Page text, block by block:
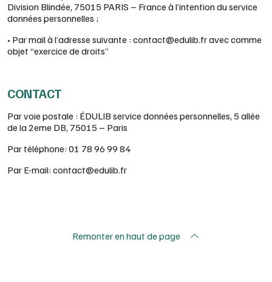
Division Blindée, 75015 PARIS – France à l’intention du service
données personnelles ;
• Par mail à l’adresse suivante : contact@edulib.fr avec comme
objet “exercice de droits”
CONTACT
Par voie postale : ÉDULIB service données personnelles, 5 allée
de la 2eme DB, 75015 – Paris
Par téléphone: 01 78 96 99 84
Par E-mail: contact@edulib.fr
Remonter en haut de page